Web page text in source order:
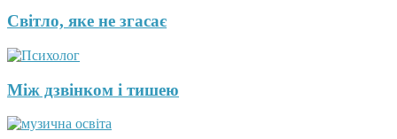
Світло, яке не згасає
Між дзвінком і тишею